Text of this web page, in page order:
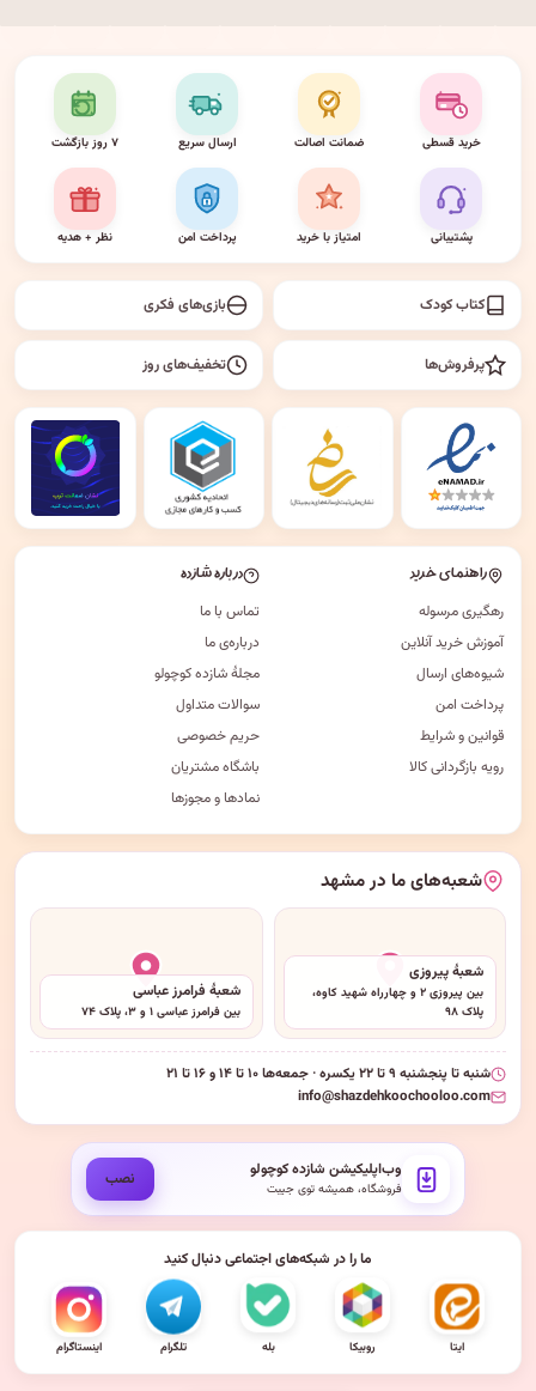
خرید قسطی ضمانت اصالت ارسال سریع ۷ روز بازگشت
پشتیبانی امتیاز با خرید پرداخت امن نظر + هدیه
کتاب کودک بازی‌های فکری
پرفروش‌ها تخفیف‌های روز
راهنمای خرید
رهگیری مرسوله
آموزش خرید آنلاین
شیوه‌های ارسال
پرداخت امن
قوانین و شرایط
رویه بازگردانی کالا
درباره شازده
تماس با ما
درباره‌ی ما
مجلهٔ شازده کوچولو
سوالات متداول
حریم خصوصی
باشگاه مشتریان
نمادها و مجوزها
شعبه‌های ما در مشهد
شعبهٔ پیروزی
بین پیروزی ۲ و چهارراه شهید کاوه،
پلاک ۹۸
شعبهٔ فرامرز عباسی
بین فرامرز عباسی ۱ و ۳، پلاک ۷۴
شنبه تا پنجشنبه ۹ تا ۲۲ یکسره · جمعه‌ها ۱۰ تا ۱۴ و ۱۶ تا ۲۱
info@shazdehkoochooloo.com
وب‌اپلیکیشن شازده کوچولو
فروشگاه، همیشه توی جیبت نصب
ما را در شبکه‌های اجتماعی دنبال کنید
ایتا روبیکا بله تلگرام اینستاگرام